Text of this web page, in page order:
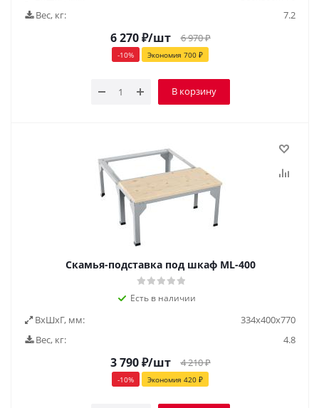
Вес, кг:
7.2
6 270₽/шт 6 970₽
-10% Экономия 700 ₽
В корзину
Скамья-подставка под шкаф ML-400
Есть в наличии
ВxШxГ, мм:
334x400x770
Вес, кг:
4.8
3 790₽/шт 4 210₽
-10% Экономия 420 ₽